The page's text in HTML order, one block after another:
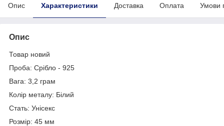
Опис Характеристики Доставка Оплата Умови
Опис
Товар новий
Проба: Срібло - 925
Вага: 3,2 грам
Колір металу: Білий
Стать: Унісекс
Розмір: 45 мм